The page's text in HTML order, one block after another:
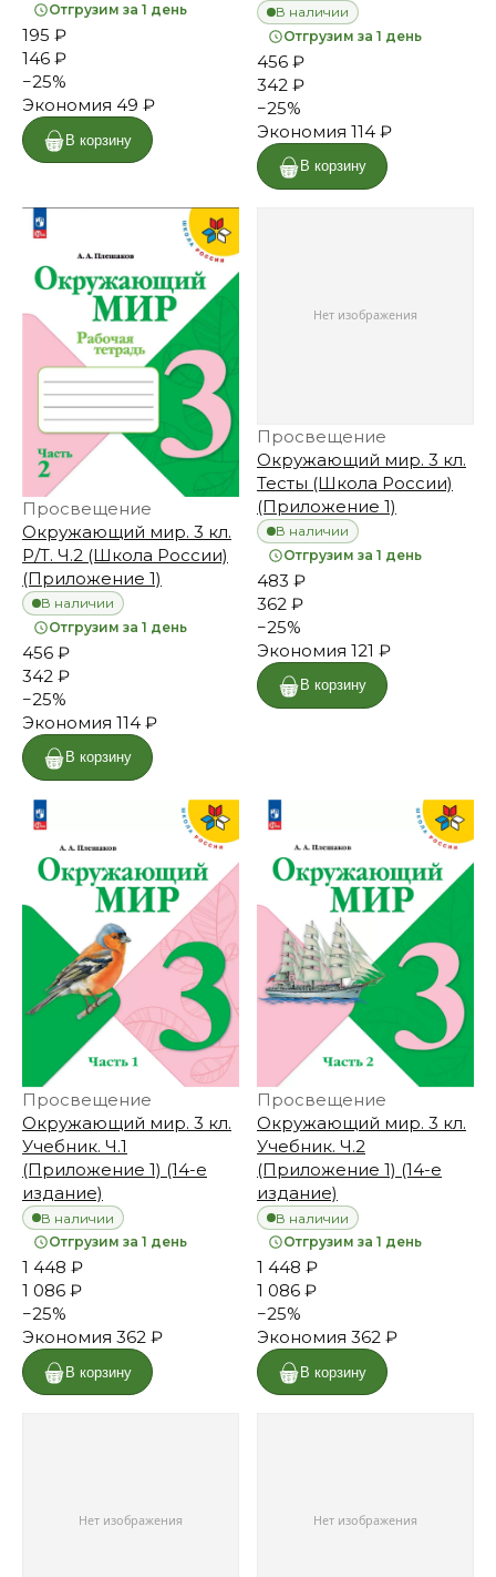
Отгрузим за 1 день
195 ₽
146 ₽
−25%
Экономия 49 ₽
В корзину
В наличии
Отгрузим за 1 день
456 ₽
342 ₽
−25%
Экономия 114 ₽
В корзину
Просвещение
Окружающий мир. 3 кл.
Р/Т. Ч.2 (Школа России)
(Приложение 1)
В наличии
Отгрузим за 1 день
456 ₽
342 ₽
−25%
Экономия 114 ₽
В корзину
Просвещение
Окружающий мир. 3 кл.
Тесты (Школа России)
(Приложение 1)
В наличии
Отгрузим за 1 день
483 ₽
362 ₽
−25%
Экономия 121 ₽
В корзину
Просвещение
Окружающий мир. 3 кл.
Учебник. Ч.1
(Приложение 1) (14-е
издание)
В наличии
Отгрузим за 1 день
1 448 ₽
1 086 ₽
−25%
Экономия 362 ₽
В корзину
Просвещение
Окружающий мир. 3 кл.
Учебник. Ч.2
(Приложение 1) (14-е
издание)
В наличии
Отгрузим за 1 день
1 448 ₽
1 086 ₽
−25%
Экономия 362 ₽
В корзину